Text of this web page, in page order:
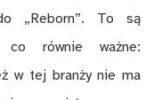
„Reborn”. To są
co równie ważne:
w tej branży nie ma